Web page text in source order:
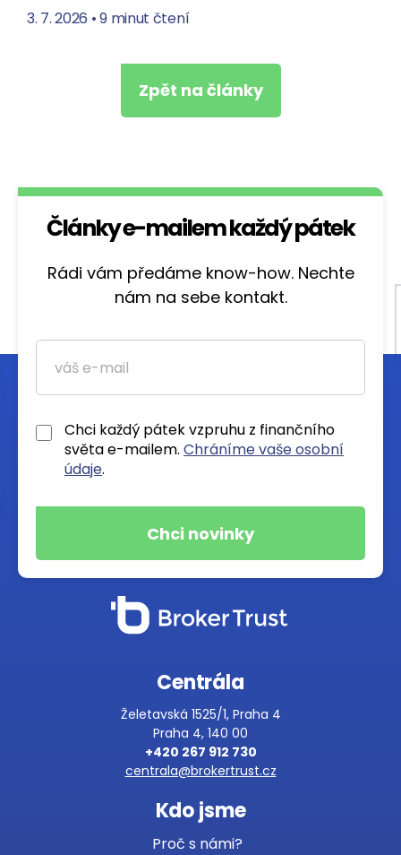
3. 7. 2026 •9 minut čtení
Zpět na články
Články e-mailem každý pátek
Rádi vám předáme know-how. Nechte
nám na sebe kontakt.
Chci každý pátek vzpruhu z finančního
světa e-mailem. Chráníme vaše osobní
údaje.
Centrála
Želetavská 1525/1, Praha 4
Praha 4, 140 00
+420 267 912 730
centrala@brokertrust.cz
Kdo jsme
Proč s námi?